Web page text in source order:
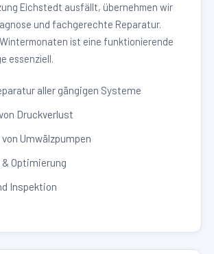
Eichstedt ausfällt, übernehmen wir
und fachgerechte Reparatur.
ist eine funktionierende
essenziell.
aller gängigen Systeme
Druckverlust
Umwälzpumpen
Optimierung
Inspektion